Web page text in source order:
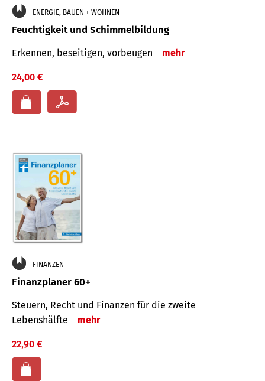
ENERGIE, BAUEN + WOHNEN
Feuchtigkeit und Schimmelbildung
Erkennen, beseitigen, vorbeugen mehr
24,00 €
FINANZEN
Finanzplaner 60+
Steuern, Recht und Finanzen für die zweite
Lebenshälfte
mehr
22,90 €